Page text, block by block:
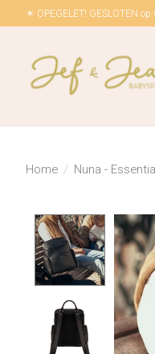
☀ OPEGELET! GESLOTEN
Home / Nuna -